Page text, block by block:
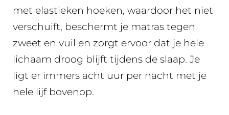
met elastieken hoeken, waardoor het niet
verschuift, beschermt je matras tegen
zweet en vuil en zorgt ervoor dat je hele
lichaam droog blijft tijdens de slaap. Je
ligt er immers acht uur per nacht met je
hele lijf bovenop.